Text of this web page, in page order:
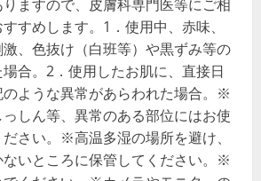
ますので、皮膚科専門医等にご相
すめします。1．使用中、赤味、
、色抜け（白班等）や黒ずみ等の
合。2．使用したお肌に、直接日
ような異常があらわれた場合。※
しん等、異常のある部位にはお使
さい。※高温多湿の場所を避け、
いところに保管してください。※